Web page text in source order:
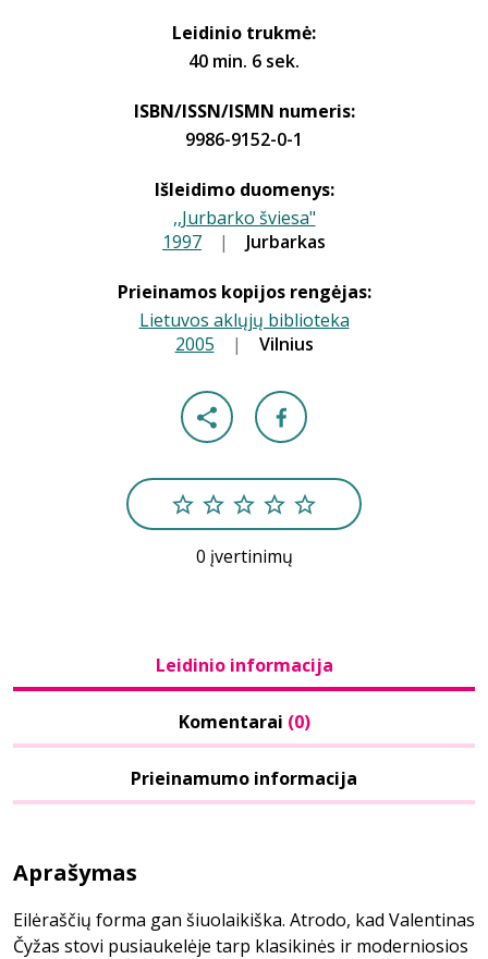
Leidinio trukmė:
40 min. 6 sek.
ISBN/ISSN/ISMN numeris:
9986-9152-0-1
Išleidimo duomenys:
,,Jurbarko šviesa"
|
1997 | Jurbarkas
Prieinamos kopijos rengėjas:
Lietuvos aklųjų biblioteka
2005 | Vilnius
0 įvertinimų
Leidinio informacija
Komentarai (0)
Prieinamumo informacija
Aprašymas
Eilėraščių forma gan šiuolaikiška. Atrodo, kad Valentinas
Čyžas stovi pusiaukelėje tarp klasikinės ir moderniosios